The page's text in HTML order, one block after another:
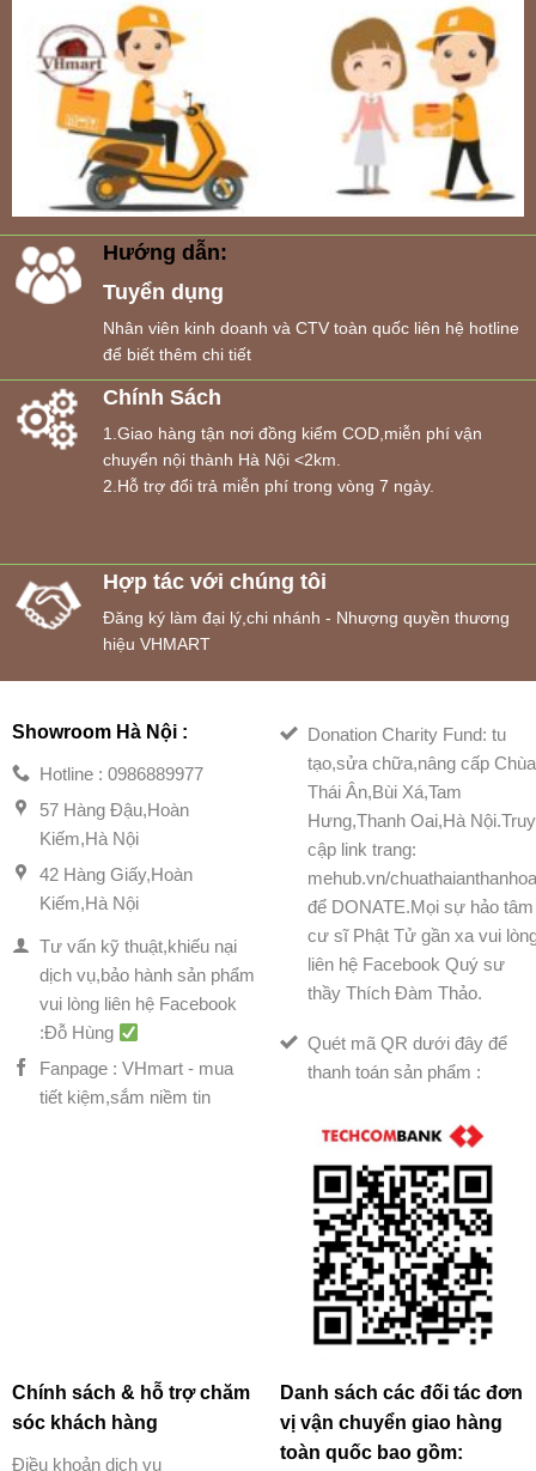
Hướng dẫn:
Tuyển dụng
Nhân viên kinh doanh và CTV toàn quốc liên hệ hotline
để biết thêm chi tiết
Chính Sách
1.Giao hàng tận nơi đồng kiểm COD,miễn phí vận
chuyển nội thành Hà Nội <2km.
2.Hỗ trợ đổi trả miễn phí trong vòng 7 ngày.
Hợp tác với chúng tôi
Đăng ký làm đại lý,chi nhánh - Nhượng quyền thương
hiệu VHMART
Showroom Hà Nội :
Hotline : 0986889977
57 Hàng Đậu,Hoàn
Kiếm,Hà Nội
42 Hàng Giấy,Hoàn
Kiếm,Hà Nội
Tư vấn kỹ thuật,khiếu nại
dịch vụ,bảo hành sản phẩm
vui lòng liên hệ Facebook
:Đỗ Hùng
Fanpage : VHmart - mua
tiết kiệm,sắm niềm tin
Donation Charity Fund: tu
tạo,sửa chữa,nâng cấp Chùa
Thái Ân,Bùi Xá,Tam
Hưng,Thanh Oai,Hà Nội.Truy
cập link trang:
mehub.vn/
để DONATE.Mọi sự hảo tâm
cư sĩ Phật Tử gần xa vui
liên hệ Facebook Quý sư
thầy Thích Đàm Thảo.
Quét mã QR dưới đây để
thanh toán sản phẩm :
Chính sách & hỗ trợ chăm
sóc khách hàng
Điều khoản dịch vụ
Danh sách các đối tác đơn
vị vận chuyển giao hàng
toàn quốc bao gồm: